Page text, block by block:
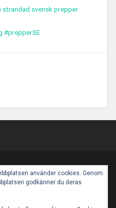
strandad svensk prepper
#prepperSE
WORDPRESS |THEME:
ANDERS NOREN.
↑
använder cookies. Genom
godkänner du deras